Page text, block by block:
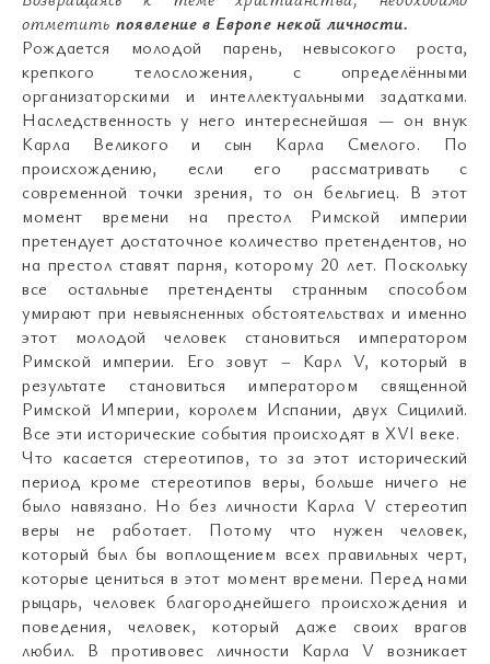
отметить появление в Европе некой личности.
Рождается молодой парень, невысокого роста,
крепкого телосложения, с определёнными
организаторскими и интеллектуальными задатками.
Наследственность у него интереснейшая — он внук
Карла Великого и сын Карла Смелого. По
происхождению, если его рассматривать с
современной точки зрения, то он бельгиец. В этот
момент времени на престол Римской империи
претендует достаточное количество претендентов, но
на престол ставят парня, которому 20 лет. Поскольку
все остальные претенденты странным способом
умирают при невыясненных обстоятельствах и именно
этот молодой человек становиться императором
Римской империи. Его зовут – Карл V, который в
результате становиться императором священной
Римской Империи, королем Испании, двух Сицилий.
Все эти исторические события происходят в XVI веке.
Что касается стереотипов, то за этот исторический
период кроме стереотипов веры, больше ничего не
было навязано. Но без личности Карла V стереотип
веры не работает. Потому что нужен человек,
который был бы воплощением всех правильных черт,
которые цениться в этот момент времени. Перед нами
рыцарь, человек благороднейшего происхождения и
поведения, человек, который даже своих врагов
любил. В противовес личности Карла V возникает